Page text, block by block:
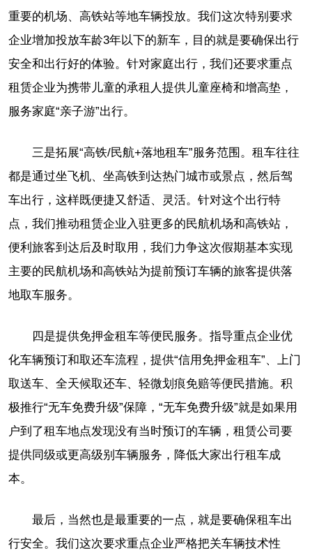
重要的机场、高铁站等地车辆投放。我们这次特别要求
企业增加投放车龄3年以下的新车，目的就是要确保出行
安全和出行好的体验。针对家庭出行，我们还要求重点
租赁企业为携带儿童的承租人提供儿童座椅和增高垫，
服务家庭“亲子游”出行。
三是拓展“高铁/民航+落地租车”服务范围。租车往往
都是通过坐飞机、坐高铁到达热门城市或景点，然后驾
车出行，这样既便捷又舒适、灵活。针对这个出行特
点，我们推动租赁企业入驻更多的民航机场和高铁站，
便利旅客到达后及时取用，我们力争这次假期基本实现
主要的民航机场和高铁站为提前预订车辆的旅客提供落
地取车服务。
四是提供免押金租车等便民服务。指导重点企业优
化车辆预订和取还车流程，提供“信用免押金租车”、上门
取送车、全天候取还车、轻微划痕免赔等便民措施。积
极推行“无车免费升级”保障，“无车免费升级”就是如果用
户到了租车地点发现没有当时预订的车辆，租赁公司要
提供同级或更高级别车辆服务，降低大家出行租车成
本。
最后，当然也是最重要的一点，就是要确保租车出
行安全。我们这次要求重点企业严格把关车辆技术性